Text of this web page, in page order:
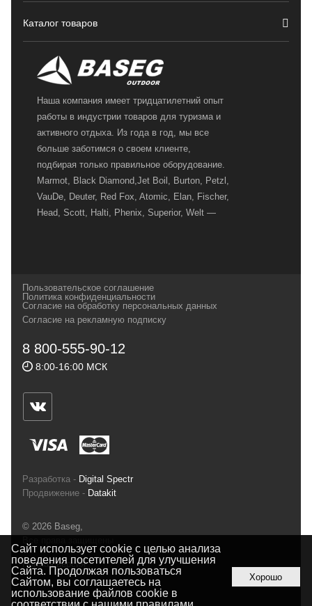
Каталог товаров
Наша компания имеет тридцатилетний опыт
работы в индустрии товаров для туризма и
активного отдыха. Из года в год, мы все
больше заботимся о своем клиенте,
подбирая только правильное оборудование.
Marmot, Black Diamond,Jet Boil, Burton, Petzl,
VauDe, Deuter, Red Fox, Atomic, Elan, Fischer,
Head, Scott, Halti, Phenix, Superior, Welt —
и взыскательных путешественников,
спортсменов и отдыхающих.
Геннадьевич
ИНН 590300057023 ОГРН 304590319000121
ул.Советская, 25, магазин Басег.
Тел./факс (342) 2101242
Пользовательское соглашение
Политика конфиденциальности
Согласие на обработку персональных данных
Согласие на рекламную подписку
8 800-555-90-12
8:00-16:00 МСК
Разработка - Digital Spectr
Продвижение - Datakit
© 2026 Baseg,
Полная версия
Сайт использует cookie с целью анализа
поведения посетителей для улучшения
Сайта. Продолжая пользоваться
Сайтом, вы соглашаетесь на
использование файлов cookie в
Хорошо